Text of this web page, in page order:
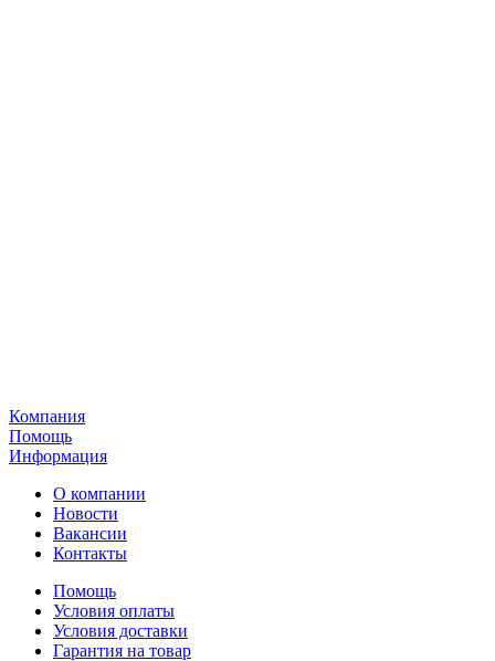
Компания
Помощь
Информация
О компании
Новости
Вакансии
Контакты
Помощь
Условия оплаты
Условия доставки
Гарантия на товар